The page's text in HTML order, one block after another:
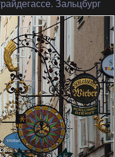
Зальцбург